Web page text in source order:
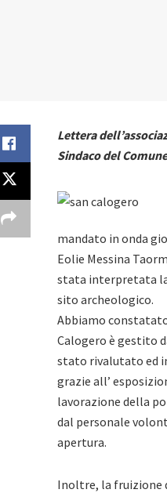
Lettera
Sindaco del
mandato in onda
Eolie Messina
stata interpretata
sito archeologico.
Abbiamo
Calogero è gestito
stato rivalutato ed
grazie all’
lavorazione della
dal personale
apertura.
Inoltre, la